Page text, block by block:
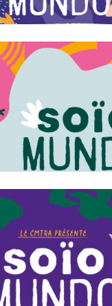
- 2E É...
au Parc Blandan, Lyon 7e
DES MUSIQU...
Parc Blandan, Lyon 7e